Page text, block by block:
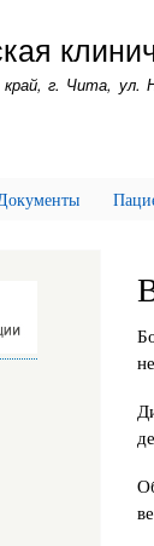
край, г. Чита, ул.